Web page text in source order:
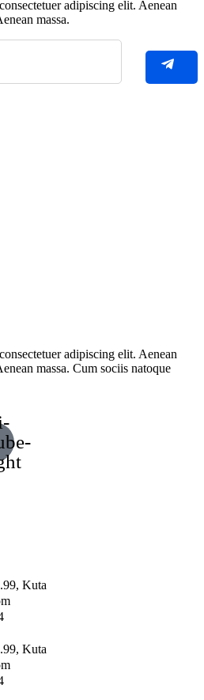
adipiscing elit. Aenean
massa.
adipiscing elit. Aenean
massa. Cum sociis natoque
Kuta
Kuta